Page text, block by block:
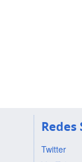
Redes
Twitter